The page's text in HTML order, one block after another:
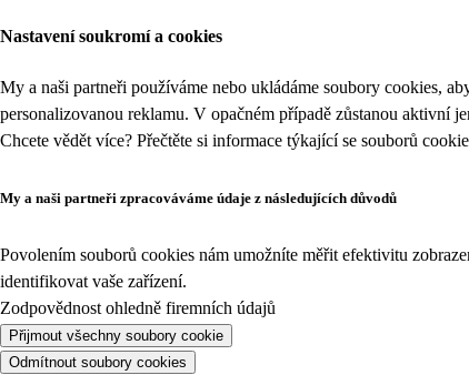
Nastavení soukromí a cookies
My a naši partneři používáme nebo ukládáme soubory cookies,
personalizovanou reklamu. V opačném případě zůstanou aktivní
Chcete vědět více? Přečtěte si informace týkající se souborů cookie
My a naši partneři zpracováváme údaje z následujících důvodů
Povolením souborů cookies nám umožníte měřit efektivitu
identifikovat vaše zařízení.
Zodpovědnost ohledně firemních údajů
Přijmout všechny soubory cookie
Odmítnout soubory cookies